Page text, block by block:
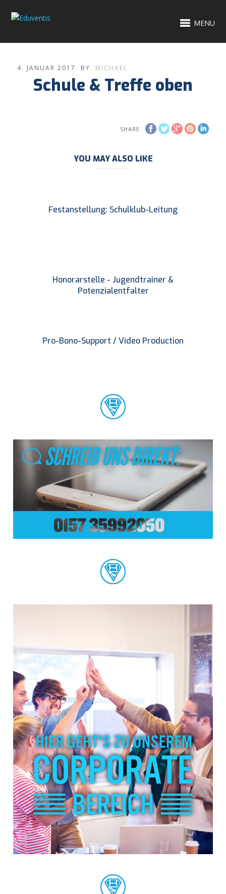
MENU
4. JANUAR 2017 BY MICHAEL
Schule & Treffe oben
SHARE
YOU MAY ALSO LIKE
Festanstellung: Schulklub-Leitung
Honorarstelle - Jugendtrainer &
Potenzialentfalter
Pro-Bono-Support / Video Production